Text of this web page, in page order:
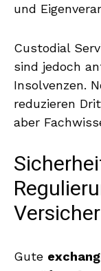
und
Custodial
sind jedoch
Insolvenzen.
reduzieren
aber
Gute